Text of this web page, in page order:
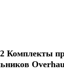
Комплекты